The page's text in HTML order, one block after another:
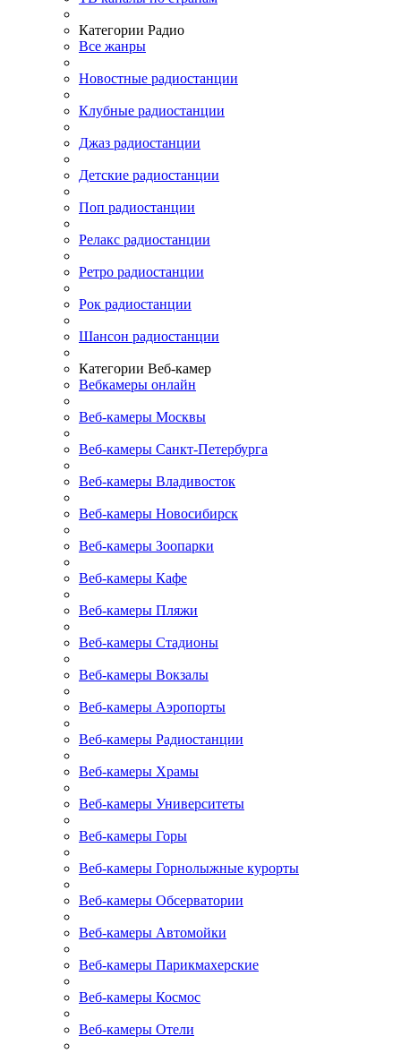
Категории Радио
Все жанры
Новостные радиостанции
Клубные радиостанции
Джаз радиостанции
Детские радиостанции
Поп радиостанции
Релакс радиостанции
Ретро радиостанции
Рок радиостанции
Шансон радиостанции
Категории Веб-камер
Вебкамеры онлайн
Веб-камеры Москвы
Веб-камеры Санкт-Петербурга
Веб-камеры Владивосток
Веб-камеры Новосибирск
Веб-камеры Зоопарки
Веб-камеры Кафе
Веб-камеры Пляжи
Веб-камеры Стадионы
Веб-камеры Вокзалы
Веб-камеры Аэропорты
Веб-камеры Радиостанции
Веб-камеры Храмы
Веб-камеры Университеты
Веб-камеры Горы
Веб-камеры Горнолыжные курорты
Веб-камеры Обсерватории
Веб-камеры Автомойки
Веб-камеры Парикмахерские
Веб-камеры Космос
Веб-камеры Отели